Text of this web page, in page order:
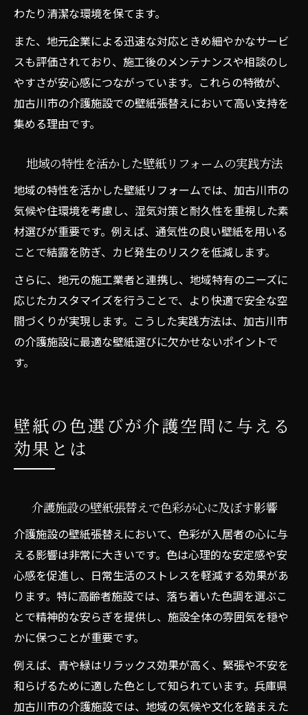
わたり清潔な環境を保てます。
また、地元企業による迅速な対応ときめ細やかなサービ
スも評価されており、施工後のメンテナンスや相談のし
やすさが安心感につながっています。これらの特徴が、
加古川市の介護施設での壁紙張替えにおいて高い支持を
集める理由です。
地域の特性を活かした壁紙リフォームの実践方法
地域の特性を活かした壁紙リフォームでは、加古川市の
気候や住環境を考慮し、湿気対策と耐久性を重視した素
材選びが重要です。例えば、通気性の良い壁紙を用いる
ことで結露を防ぎ、カビ発生のリスクを低減します。
さらに、地元の施工業者と連携し、地域特有のニーズに
応じたカスタマイズを行うことで、より快適で安全な空
間づくりが実現します。こうした実践方法は、加古川市
の介護施設に最適な壁紙選びに欠かせないポイントで
す。
壁紙の色選びが介護空間に与える
効果とは
介護施設の壁紙張替えで色彩が心に及ぼす影響
介護施設の壁紙張替えにおいて、色彩が入居者の心に与
える影響は非常に大きいです。色は心理的な安定感や安
心感を促進し、日常生活のストレスを軽減する効果があ
ります。特に高齢者施設では、落ち着いた色調を選ぶこ
とで精神的な安らぎを提供し、施設全体の雰囲気を穏や
かに保つことが重要です。
例えば、青や緑はリラックス効果が高く、緊張や不安を
和らげるために適した色として知られています。兵庫県
加古川市の介護施設では、地域の気候や文化を踏まえた